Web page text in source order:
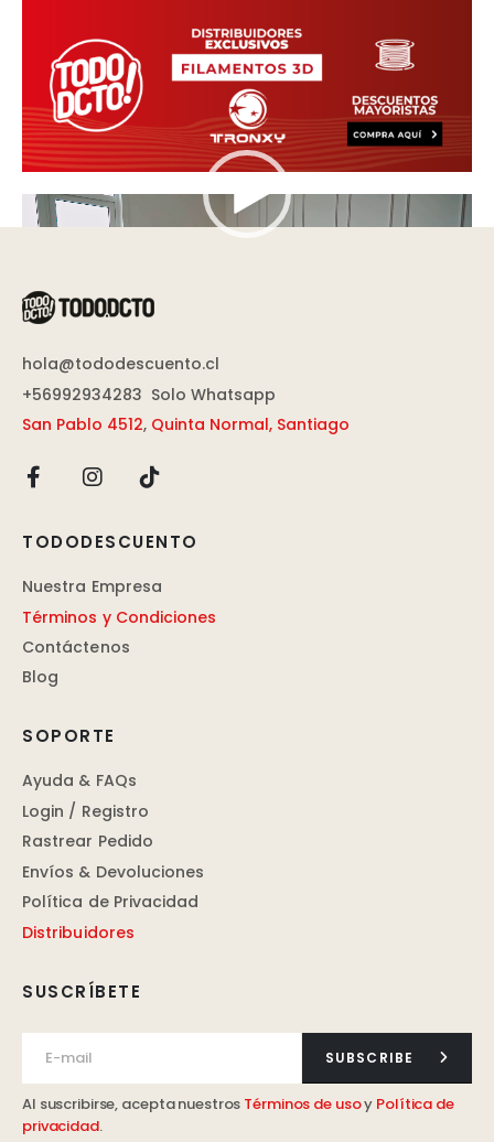
Reproductor
de
hola@tododescuento.cl
+56992934283 Solo Whatsapp
San Pablo 4512, Quinta Normal, Santiago
SUSCRÍBETE
SUBSCRIBE
Al suscribirse, acepta nuestros Términos de usoy Política de
privacidad.
TODODESCUENTO
Nuestra Empresa
Términos y Condiciones
Contáctenos
Blog
SOPORTE
Ayuda & FAQs
Login / Registro
Rastrear Pedido
Envíos & Devoluciones
Política de Privacidad
Distribuidores